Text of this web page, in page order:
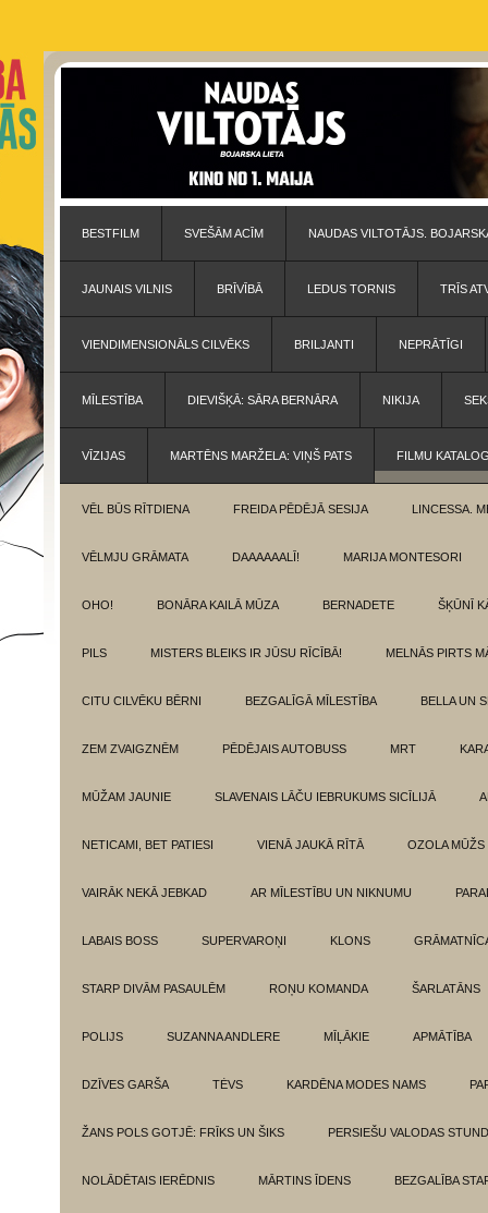
BESTFILM SVEŠĀM ACĪM NAUDAS VILTOTĀJS.
JAUNAIS VILNIS BRĪVĪBĀ LEDUS TORNIS TRĪS
VIENDIMENSIONĀLS CILVĒKS BRILJANTI NEPRĀTĪGI
MĪLESTĪBA DIEVIŠĶĀ: SĀRA BERNĀRA NIKIJA
VĪZIJAS MARTĒNS MARŽELA: VIŅŠ PATS FILMU
VĒL BŪS RĪTDIENA FREIDA PĒDĒJĀ SESIJA LINCESSA.
VĒLMJU GRĀMATA DAAAAAALĪ! MARIJA MONTESORI
OHO! BONĀRA KAILĀ MŪZA BERNADETE ŠĶŪNĪ
PILS MISTERS BLEIKS IR JŪSU RĪCĪBĀ! MELNĀS PIRTS
CITU CILVĒKU BĒRNI BEZGALĪGĀ MĪLESTĪBA BELLA UN
ZEM ZVAIGZNĒM PĒDĒJAIS AUTOBUSS MRT
MŪŽAM JAUNIE SLAVENAIS LĀČU IEBRUKUMS SICĪLIJĀ
NETICAMI, BET PATIESI VIENĀ JAUKĀ RĪTĀ OZOLA MŪŽS
VAIRĀK NEKĀ JEBKAD AR MĪLESTĪBU UN NIKNUMU
LABAIS BOSS SUPERVAROŅI KLONS
STARP DIVĀM PASAULĒM ROŅU KOMANDA ŠARLATĀNS
POLIJS SUZANNA ANDLERE MĪĻĀKIE APMĀTĪBA
DZĪVES GARŠA TĖVS KARDĒNA MODES NAMS
ŽANS POLS GOTJĒ: FRĪKS UN ŠIKS PERSIEŠU VALODAS
NOLĀDĒTAIS IERĒDNIS MĀRTINS ĪDENS BEZGALĪBA